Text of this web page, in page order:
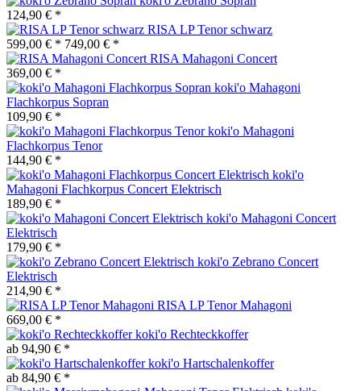
124,90 € *
RISA LP Tenor schwarz
599,00 € * 749,00 € *
RISA Mahagoni Concert
369,00 € *
koki'o Mahagoni
Flachkorpus Sopran
109,90 € *
koki'o Mahagoni
Flachkorpus Tenor
144,90 € *
koki'o
Mahagoni Flachkorpus Concert Elektrisch
189,90 € *
koki'o Mahagoni Concert
Elektrisch
179,90 € *
koki'o Zebrano Concert
Elektrisch
214,90 € *
RISA LP Tenor Mahagoni
669,00 € *
koki'o Rechteckkoffer
ab 94,90 € *
koki'o Hartschalenkoffer
ab 84,90 € *